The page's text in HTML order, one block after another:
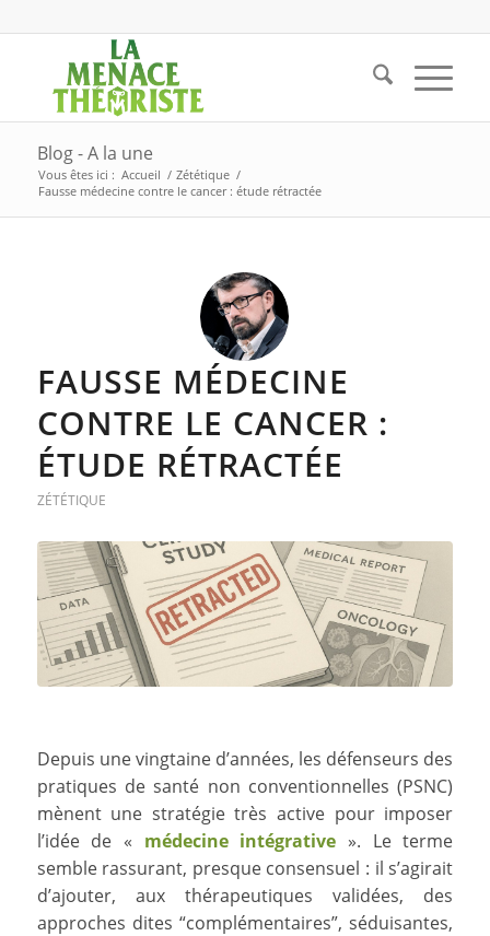
Blog - A la une
Vous êtes ici : Accueil / Zététique /
Fausse médecine contre le cancer : étude rétractée
FAUSSE MÉDECINE
CONTRE LE CANCER :
ÉTUDE RÉTRACTÉE
ZÉTÉTIQUE
Depuis une vingtaine d’années, les défenseurs des
pratiques de santé non conventionnelles (PSNC)
mènent une stratégie très active pour imposer
l’idée de « médecine intégrative ». Le terme
semble rassurant, presque consensuel : il s’agirait
d’ajouter, aux thérapeutiques validées, des
approches dites “complémentaires”, séduisantes,